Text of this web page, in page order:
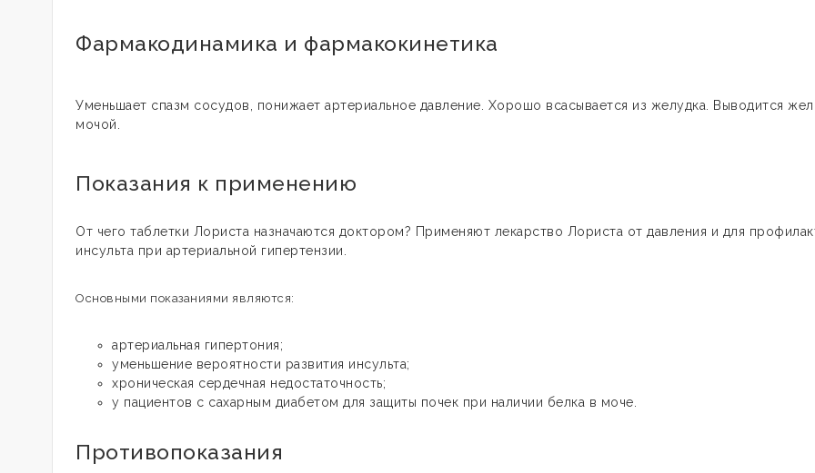
Фармакодинамика и фармакокинетика
Уменьшает спазм сосудов, понижает артериальное давление. Хорошо всасывается из желудка. Выводится
мочой.
Показания к применению
От чего таблетки Лориста назначаются доктором? Применяют лекарство Лориста от давления и для
инсульта при артериальной гипертензии.
Основными показаниями являются:
артериальная гипертония;
уменьшение вероятности развития инсульта;
хроническая сердечная недостаточность;
у пациентов с сахарным диабетом для защиты почек при наличии белка в моче.
Противопоказания